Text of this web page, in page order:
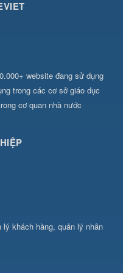
website đang sử dụng
trong các cơ sở giáo dục
cơ quan nhà nước
khách hàng, quản lý nhân